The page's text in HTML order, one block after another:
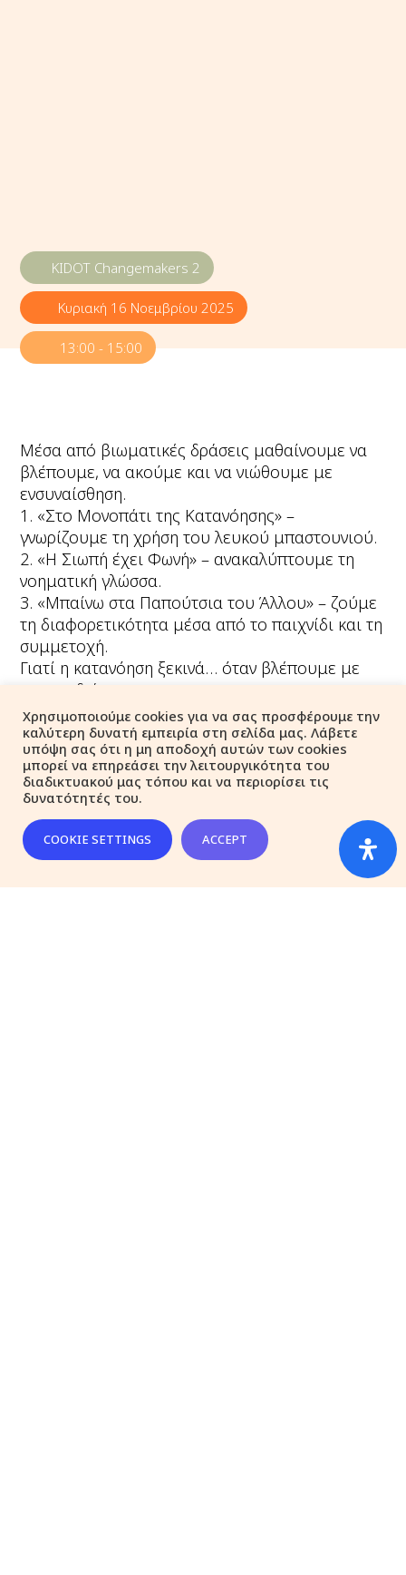
KIDOT Changemakers 2
Κυριακή 16 Νοεμβρίου 2025
13:00 - 15:00
Μέσα από βιωματικές δράσεις μαθαίνουμε να
βλέπουμε, να ακούμε και να νιώθουμε με
ενσυναίσθηση.
1. «Στο Μονοπάτι της Κατανόησης» –
γνωρίζουμε τη χρήση του λευκού μπαστουνιού.
2. «Η Σιωπή έχει Φωνή» – ανακαλύπτουμε τη
νοηματική γλώσσα.
3. «Μπαίνω στα Παπούτσια του Άλλου» – ζούμε
τη διαφορετικότητα μέσα από το παιχνίδι και τη
συμμετοχή.
Γιατί η κατανόηση ξεκινά… όταν βλέπουμε με
την καρδιά.
Facebook
Instagram
Χρησιμοποιούμε cookies για να σας προσφέρουμε την
καλύτερη δυνατή εμπειρία στη σελίδα μας. Λάβετε
υπόψη σας ότι η μη αποδοχή αυτών των cookies
μπορεί να επηρεάσει την λειτουργικότητα του
διαδικτυακού μας τόπου και να περιορίσει τις
δυνατότητές του.
COOKIE SETTINGS ACCEPT